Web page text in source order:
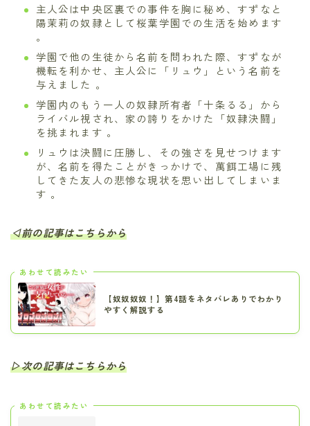
主人公は中央区裏での事件を胸に秘め、すずなと
陽茉莉の奴隷として桜葉学園での生活を始めます
。
学園で他の生徒から名前を問われた際、すずなが
機転を利かせ、主人公に「リュウ」という名前を
与えました 。
学園内のもう一人の奴隷所有者「十条るる」から
ライバル視され、家の誇りをかけた「奴隷決闘」
を挑まれます 。
リュウは決闘に圧勝し、その強さを見せつけます
が、名前を得たことがきっかけで、萬餌工場に残
してきた友人の悲惨な現状を思い出してしまいま
す 。
◁前の記事はこちらから
あわせて読みたい
【奴奴奴奴！】第4話をネタバレありでわかり
やすく解説する
▷次の記事はこちらから
あわせて読みたい